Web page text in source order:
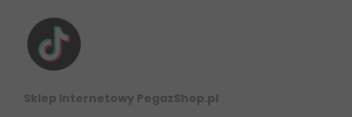
Sklep Internetowy PegazShop.pl